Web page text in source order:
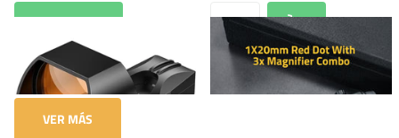
VER MÁS